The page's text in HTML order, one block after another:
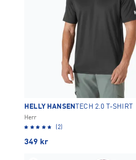
HELLY HANSENTECH 2.0 T-SHIRT
Herr
(2)
349 kr